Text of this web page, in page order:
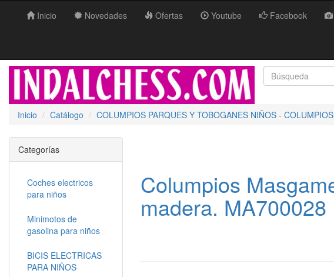
Inicio Novedades Ofertas Youtube Facebook
Inicio Catálogo COLUMPIOS PARQUES Y TOBOGANES NIÑOS -
Columpios
madera. MA700028
Categorías
Coches electricos
para niños
Minimotos de
gasolina para niños
BICIS ELECTRICAS
PARA NIÑOS